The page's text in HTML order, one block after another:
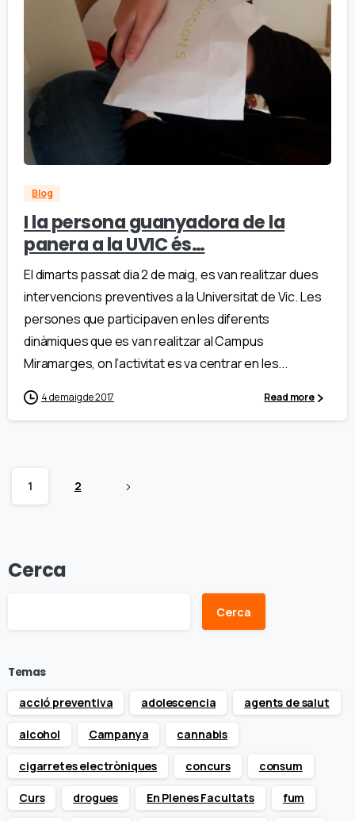
Blog
I la persona guanyadora de la
panera a la UVIC és…
El dimarts passat dia 2 de maig, es van realitzar dues
intervencions preventives a la Universitat de Vic. Les
persones que participaven en les diferents
dinàmiques que es van realitzar al Campus
Miramarges, on l’activitat es va centrar en les...
4 de maig de 2017 Read more
1 2
Cerca
Cerca
Temas
acció preventiva
adolescencia agents de salut
alcohol Campanya cannabis
cigarretes electròniques concurs consum
Curs drogues En Plenes Facultats fum